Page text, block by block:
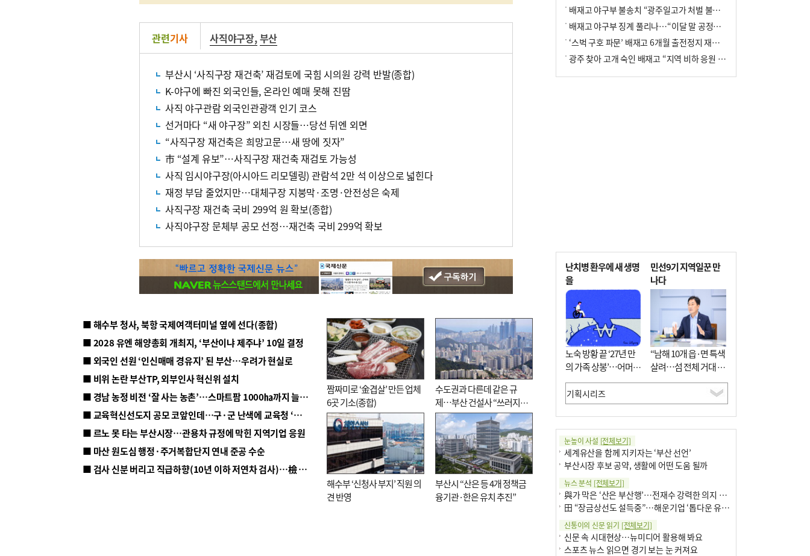
관련기사 사직야구장,부산
부산시 ‘사직구장 재건축’ 재검토에 국힘 시의원 강력 반발(종합)
K-야구에 빠진 외국인들, 온라인 예매 못해 진땀
사직 야구관람 외국인관광객 인기 코스
선거마다 “새 야구장” 외친 시장들…당선 뒤엔 외면
“사직구장 재건축은 희망고문…새 땅에 짓자”
市 “설계 유보”…사직구장 재건축 재검토 가능성
사직 임시야구장(아시아드 리모델링) 관람석 2만 석 이상으로 넓힌다
재정 부담 줄었지만…대체구장 지붕막·조명·안전성은 숙제
사직구장 재건축 국비 299억 원 확보(종합)
사직야구장 문체부 공모 선정…재건축 국비 299억 확보
■ 해수부 청사, 북항 국제여객터미널 옆에 선다(종합)
■ 2028 유엔 해양총회 개최지, ‘부산이냐 제주냐’ 10일 결정
■ 외국인 선원 ‘인신매매 경유지’ 된 부산…우려가 현실로
■ 비위 논란 부산TP, 외부인사 혁신위 설치
■ 경남 농정 비전 ‘잘 사는 농촌’…스마트팜 1000㏊까지 늘린다
■ 교육혁신선도지 공모 코앞인데…구·군 난색에 교육청 ‘쩔쩔’
■ 르노 못 타는 부산시장…관용차 규정에 막힌 지역기업 응원
■ 마산 원도심 행정·주거복합단지 연내 준공 수순
■ 검사 신분 버리고 직급하향(10년 이하 저연차 검사)…檢 중수청행 기피
짬짜미로 ‘金겹살’ 만든 업체
6곳 기소(종합)
수도권과 다른데 같은 규
제…부산 건설사 “쓰러지기
직전”
해수부 ‘신청사 부지’ 직원 의
견 반영
부산시 “산은 등 4개 정책금
융기관·한은 유치 추진”
배재고 야구부 불송치 “광주일고가 처벌 불원 의사 표해”
배재고 야구부 징계 풀리나…“이달 말 공정위서 재심의”
‘스벅 구호 파문’ 배재고 6개월 출전정지 재심 신청키로
광주 찾아 고개 숙인 배재고 “지역 비하 응원 잘못”(종합)
난치병 환우에 새 생명
을
노숙 방황 끝 ‘27년 만
의 가족 상봉’…어머니
와 행복 꿈꿔
민선9기 지역일꾼 만
나다
“남해 10개 읍·면 특색
살려…섬 전체 거대 정
원으로 조성”
눈높이 사설 [전체보기]
세계유산을 함께 지키자는 ‘부산 선언’
부산시장 후보 공약, 생활에 어떤 도움 될까
뉴스 분석 [전체보기]
與가 막은 ‘산은 부산행’…전재수 강력한 의지 표명 없인 공염불
田 “장금상선도 설득중”…해운기업 ‘톱다운 유치전’ 가속
신통이의 신문 읽기 [전체보기]
신문 속 시대현상…뉴미디어 활용해 봐요
스포츠 뉴스 읽으면 경기 보는 눈 커져요